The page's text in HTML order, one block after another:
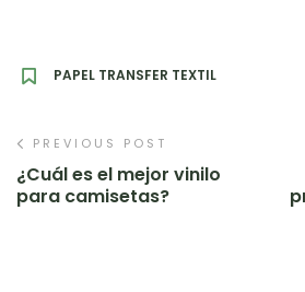
PAPEL TRANSFER TEXTIL
PREVIOUS POST
¿Cuál es el mejor vinilo
para camisetas?